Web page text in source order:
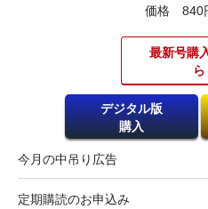
価格 840円
最新号購
ら​
デジタル版
購入
今月の中吊り広告
定期購読のお申込み